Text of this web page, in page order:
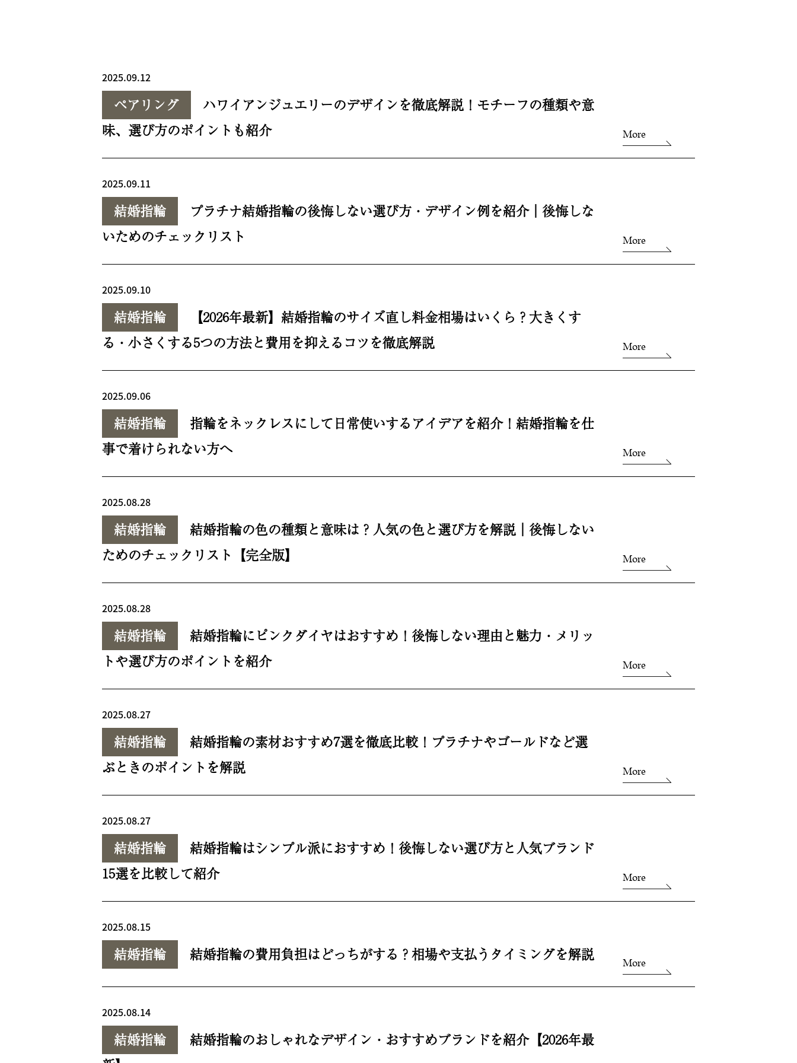
2025.09.12
ペアリング
ハワイアンジュエリーのデザインを徹底解説！モチーフの種類や意
味、選び方のポイントも紹介
More
2025.09.11
結婚指輪
プラチナ結婚指輪の後悔しない選び方・デザイン例を紹介｜後悔しな
いためのチェックリスト
More
2025.09.10
結婚指輪
【2026年最新】結婚指輪のサイズ直し料金相場はいくら？大きくす
る・小さくする5つの方法と費用を抑えるコツを徹底解説
More
2025.09.06
結婚指輪
指輪をネックレスにして日常使いするアイデアを紹介！結婚指輪を仕
事で着けられない方へ
More
2025.08.28
結婚指輪
結婚指輪の色の種類と意味は？人気の色と選び方を解説｜後悔しない
ためのチェックリスト【完全版】
More
2025.08.28
結婚指輪
結婚指輪にピンクダイヤはおすすめ！後悔しない理由と魅力・メリッ
トや選び方のポイントを紹介
More
2025.08.27
結婚指輪
結婚指輪の素材おすすめ7選を徹底比較！プラチナやゴールドなど選
ぶときのポイントを解説
More
2025.08.27
結婚指輪
結婚指輪はシンプル派におすすめ！後悔しない選び方と人気ブランド
15選を比較して紹介
More
2025.08.15
結婚指輪 結婚指輪の費用負担はどっちがする？相場や支払うタイミングを解説
More
2025.08.14
結婚指輪
結婚指輪のおしゃれなデザイン・おすすめブランドを紹介【2026年最